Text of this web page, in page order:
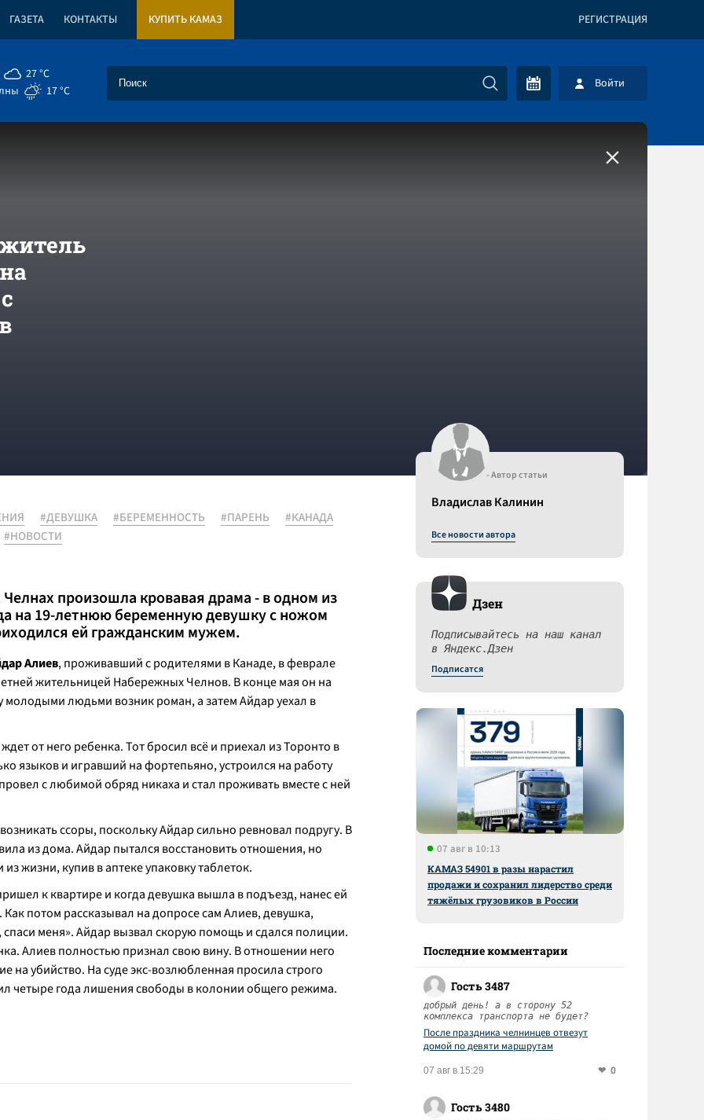
ГАЗЕТА КОНТАКТЫ КУПИТЬ КАМАЗ РЕГИСТРАЦИЯ
27 °C
17 °C Войти
#ДЕВУШКА #БЕРЕМЕННОСТЬ #ПАРЕНЬ
#КАНАДА
#НОВОСТИ
произошла кровавая драма - в одном из
на 19-летнюю беременную девушку с ножом
ей гражданским мужем.
Алиев, проживавший с родителями в Канаде, в феврале
жительницей Набережных Челнов. В конце мая он на
молодыми людьми возник роман, а затем Айдар уехал в
от него ребенка. Тот бросил всё и приехал из Торонто в
языков и игравший на фортепьяно, устроился на работу
с любимой обряд никаха и стал проживать вместе с ней
ссоры, поскольку Айдар сильно ревновал подругу. В
из дома. Айдар пытался восстановить отношения, но
жизни, купив в аптеке упаковку таблеток.
к квартире и когда девушка вышла в подъезд, нанес ей
потом рассказывал на допросе сам Алиев, девушка,
меня». Айдар вызвал скорую помощь и сдался полиции.
Алиев полностью признал свою вину. В отношении него
на убийство. На суде экс-возлюбленная просила строго
четыре года лишения свободы в колонии общего режима.
- Автор статьи
Владислав Калинин
Все новости автора
Дзен
Подписывайтесь на наш канал
в Яндекс.Дзен
Подписатся
07 авг в 10:13
КАМАЗ 54901 в разы нарастил
продажи и сохранил лидерство среди
тяжёлых грузовиков в России
Последние комментарии
Гость 3487
добрый день! а в сторону 52
комплекса транспорта не будет?
После праздника челнинцев отвезут
домой по девяти маршрутам
07 авг в 15:29 0
Гость 3480